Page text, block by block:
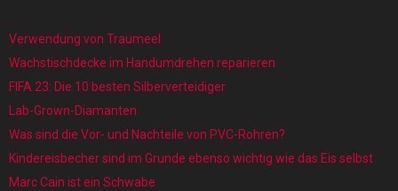
Verwendung von Traumeel
Wachstischdecke im Handumdrehen reparieren
FIFA 23: Die 10 besten Silberverteidiger
Lab-Grown-Diamanten
Was sind die Vor- und Nachteile von PVC-Rohren?
Kindereisbecher sind im Grunde ebenso wichtig wie das Eis selbst
Marc Cain ist ein Schwabe